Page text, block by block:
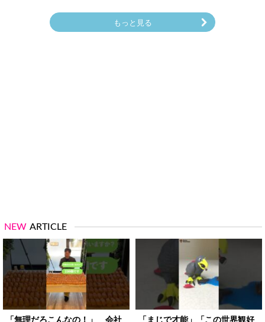
もっと見る
NEW ARTICLE
「無理だろこんなの！」 会社
「まじで才能」「この世界観好